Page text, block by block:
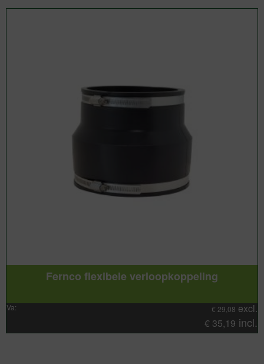
Fernco flexibele verloopkoppeling
Va: € 29,08 excl.
€ 35,19 incl.